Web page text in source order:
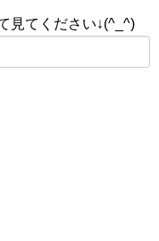
見てください↓(^_^)